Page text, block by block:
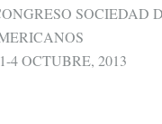
SOCIEDAD
4 OCTUBRE, 2013